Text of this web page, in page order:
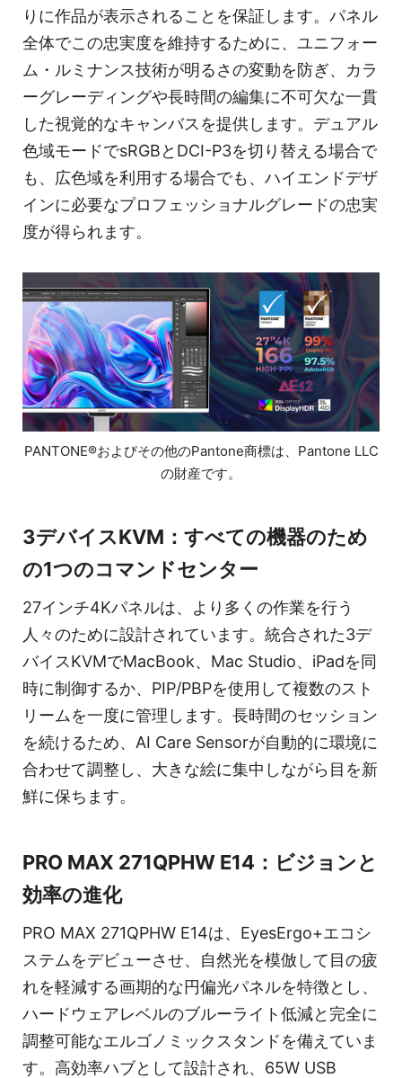
りに作品が表示されることを保証します。パネル
全体でこの忠実度を維持するために、ユニフォー
ム・ルミナンス技術が明るさの変動を防ぎ、カラ
ーグレーディングや長時間の編集に不可欠な一貫
した視覚的なキャンバスを提供します。デュアル
色域モードでsRGBとDCI-P3を切り替える場合で
も、広色域を利用する場合でも、ハイエンドデザ
インに必要なプロフェッショナルグレードの忠実
度が得られます。
PANTONE®およびその他のPantone商標は、Pantone LLC
の財産です。
3デバイスKVM：すべての機器のため
の1つのコマンドセンター
27インチ4Kパネルは、より多くの作業を行う
人々のために設計されています。統合された3デ
バイスKVMでMacBook、Mac Studio、iPadを同
時に制御するか、PIP/PBPを使用して複数のスト
リームを一度に管理します。長時間のセッション
を続けるため、AI Care Sensorが自動的に環境に
合わせて調整し、大きな絵に集中しながら目を新
鮮に保ちます。
PRO MAX 271QPHW E14：ビジョンと
効率の進化
PRO MAX 271QPHW E14は、EyesErgo+エコシ
ステムをデビューさせ、自然光を模倣して目の疲
れを軽減する画期的な円偏光パネルを特徴とし、
ハードウェアレベルのブルーライト低減と完全に
調整可能なエルゴノミックスタンドを備えていま
す。高効率ハブとして設計され、65W USB